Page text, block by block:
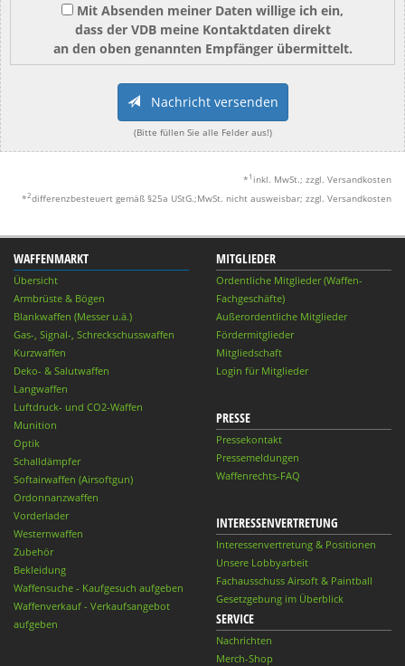
Mit Absenden meiner Daten willige ich ein,
dass der VDB meine Kontaktdaten direkt
an den oben genannten Empfänger übermittelt.
Nachricht versenden
(Bitte füllen Sie alle Felder aus!)
* 1 inkl. MwSt.; zzgl. Versandkosten
*2differenzbesteuert gemäß §25a UStG.;MwSt. nicht ausweisbar; zzgl. Versandkosten
WAFFENMARKT
Übersicht
Armbrüste & Bögen
Blankwaffen (Messer u.ä.)
Gas-, Signal-, Schreckschusswaffen
Kurzwaffen
Deko- & Salutwaffen
Langwaffen
Luftdruck- und CO2-Waffen
Munition
Optik
Schalldämpfer
Softairwaffen (Airsoftgun)
Ordonnanzwaffen
Vorderlader
Westernwaffen
Zubehör
Bekleidung
Waffensuche - Kaufgesuch aufgeben
Waffenverkauf - Verkaufsangebot
aufgeben
MITGLIEDER
Ordentliche Mitglieder (Waffen-
Fachgeschäfte)
Außerordentliche Mitglieder
Fördermitglieder
Mitgliedschaft
Login für Mitglieder
PRESSE
Pressekontakt
Pressemeldungen
Waffenrechts-FAQ
INTERESSENVERTRETUNG
Interessenvertretung & Positionen
Unsere Lobbyarbeit
Fachausschuss Airsoft & Paintball
Gesetzgebung im Überblick
SERVICE
Nachrichten
Merch-Shop